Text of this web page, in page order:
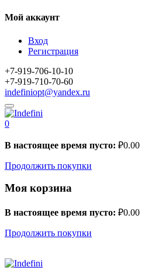
Мой аккаунт
Вход
Регистрация
+7-919-706-10-10
+7-919-710-70-60
indefiniopt@yandex.ru
0
В настоящее время пусто: ₽0.00
Продолжить покупки
Моя корзина
В настоящее время пусто: ₽0.00
Продолжить покупки